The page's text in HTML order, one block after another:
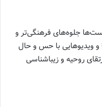
جلوه‌های فرهنگی‌تر و
ویدیوهایی با حس و حال
روحیه و زیباشناسی